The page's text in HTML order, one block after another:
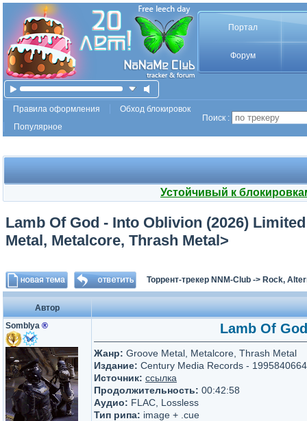
Портал
Форум
Правила оформления
Обход блокировок
Популярное
Поиск :
Устойчивый к
Lamb Of God - Into Oblivion (2026)
Metal, Metalcore, Thrash Metal>
Торрент-трекер NNM-Club -> Rock,
Автор
Somblya ® Lamb Of
Жанр: Groove Metal, Metalcore, Thrash Metal
Издание: Century Media Records -
Источник: ссылка
Продолжительность: 00:42:58
Аудио: FLAC, Lossless
Тип рипа: image + .cue